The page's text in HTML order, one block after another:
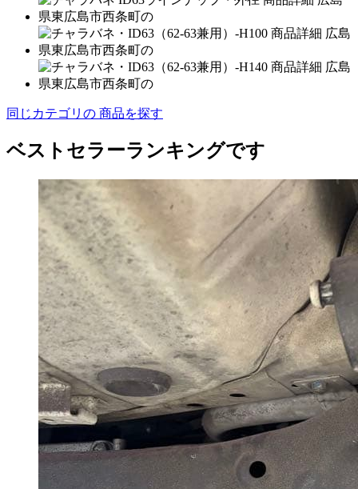
同じカテゴリの 商品を探す
ベストセラーランキングです